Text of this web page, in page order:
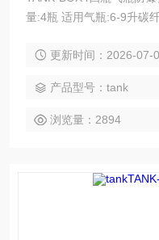
量:4瓶 适用气瓶:6-9升碳纤维气瓶或钢瓶 保护你自己，你的员
装人员的安全,在气瓶的
产生的高速破片对气瓶操
更新时间：2026-07-
产品型号：tank
浏览量：2894